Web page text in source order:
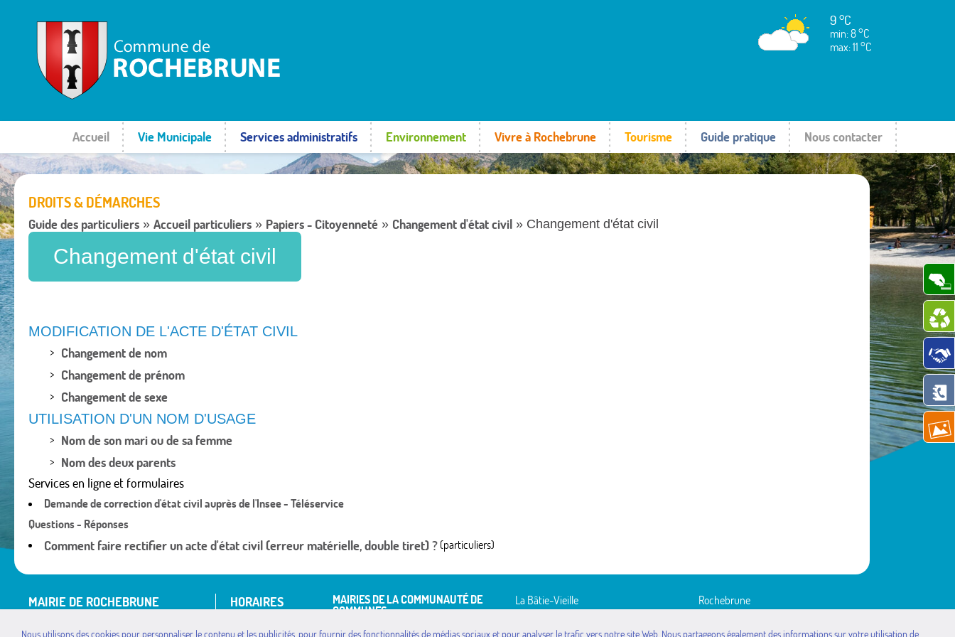
9 °C
min: 8 °C
max: 11 °C
Accueil Vie Municipale Services administratifs Environnement Vivre à Rochebrune Tourisme Guide pratique Nous contacter
DROITS & DÉMARCHES
Guide des particuliers » Accueil particuliers » Papiers - Citoyenneté » Changement d'état civil » Changement d'état civil
Changement d'état civil
MODIFICATION DE L'ACTE D'ÉTAT CIVIL
Changement de nom
Changement de prénom
Changement de sexe
UTILISATION D'UN NOM D'USAGE
Nom de son mari ou de sa femme
Nom des deux parents
Services en ligne et formulaires
Demande de correction d'état civil auprès de l'Insee - Téléservice
Questions - Réponses
Comment faire rectifier un acte d'état civil (erreur matérielle, double tiret) ? (particuliers)
MAIRIE DE ROCHEBRUNE
HORAIRES
MAIRIES DE LA COMMUNAUTÉ DE
COMMUNES
Avançon
La Bâtie-Vieille
Montgardin
Rochebrune
Saint-Étienne-le-Laus
Nous utilisons des cookies pour personnaliser le contenu et les publicités, pour fournir des fonctionnalités de médias sociaux et pour analyser le trafic vers notre site Web. Nous partageons également des informations sur votre utilisation de